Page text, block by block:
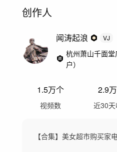
创作人
闻涛起浪 VJ
杭州萧山千面
户）
1.5万个
视频数
2.9万
近30天
【合集】美女超市购买家